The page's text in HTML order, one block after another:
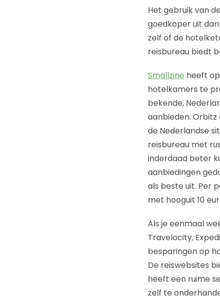
Het gebruik van
goedkoper uit
zelf of de
reisbureau biedt
Smallzine heeft
hotelkamers te
bekende,
aanbieden.
de Nederlandse
reisbureau met
inderdaad beter
aanbiedingen
als beste uit. Per
met hooguit 10
Als je eenmaal
Travelocity,
besparingen op
De reiswebsites
heeft een ruime
zelf te